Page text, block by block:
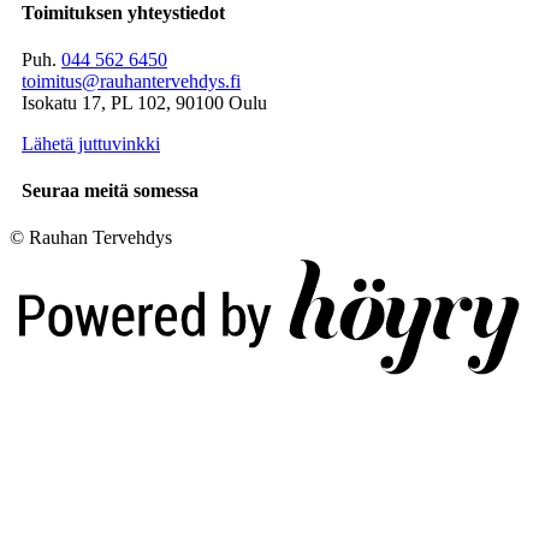
Toimituksen yhteystiedot
Puh. 044 562 6450
toimitus@rauhantervehdys.fi
Isokatu 17, PL 102, 90100 Oulu
Lähetä juttuvinkki
Seuraa meitä somessa
© Rauhan Tervehdys